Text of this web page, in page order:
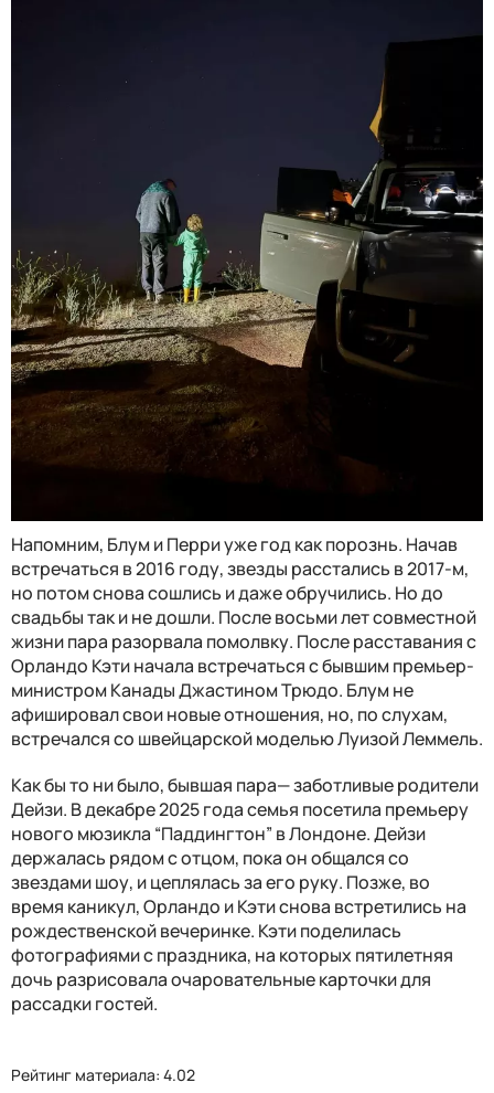
Напомним, Блум и Перри уже год как порознь. Начав
встречаться в 2016 году, звезды расстались в 2017-м,
но потом снова сошлись и даже обручились. Но до
свадьбы так и не дошли. После восьми лет совместной
жизни пара разорвала помолвку. После расставания с
Орландо Кэти начала встречаться с бывшим премьер-
министром Канады Джастином Трюдо. Блум не
афишировал свои новые отношения, но, по слухам,
встречался со швейцарской моделью Луизой Леммель.
Как бы то ни было, бывшая пара— заботливые родители
Дейзи. В декабре 2025 года семья посетила премьеру
нового мюзикла “Паддингтон” в Лондоне. Дейзи
держалась рядом с отцом, пока он общался со
звездами шоу, и цеплялась за его руку. Позже, во
время каникул, Орландо и Кэти снова встретились на
рождественской вечеринке. Кэти поделилась
фотографиями с праздника, на которых пятилетняя
дочь разрисовала очаровательные карточки для
рассадки гостей.
Рейтинг материала: 4.02